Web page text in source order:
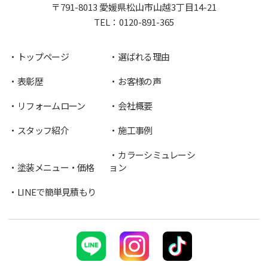
〒791-8013 愛媛県松山市山越3丁目14-21
TEL： 0120-891-365
トップページ
選ばれる理由
表彰歴
お客様の声
リフォームローン
会社概要
スタッフ紹介
施工事例
塗装メニュー・価格
カラーシミュレーシ
ョン
LINEで簡単見積もり